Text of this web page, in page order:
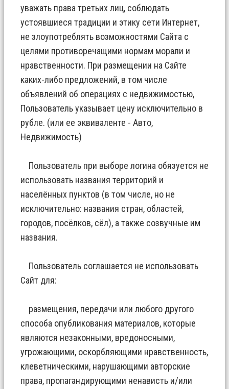
уважать права третьих лиц, соблюдать
устоявшиеся традиции и этику сети Интернет,
не злоупотреблять возможностями Сайта с
целями противоречащими нормам морали и
нравственности. При размещении на Сайте
каких-либо предложений, в том числе
объявлений об операциях с недвижимостью,
Пользователь указывает цену исключительно в
рубле. (или ее эквиваленте - Авто,
Недвижимость)
Пользователь при выборе логина обязуется не
использовать названия территорий и
населённых пунктов (в том числе, но не
исключительно: названия стран, областей,
городов, посёлков, сёл), а также созвучные им
названия.
Пользователь соглашается не использовать
Сайт для:
размещения, передачи или любого другого
способа опубликования материалов, которые
являются незаконными, вредоносными,
угрожающими, оскорбляющими нравственность,
клеветническими, нарушающими авторские
права, пропагандирующими ненависть и/или